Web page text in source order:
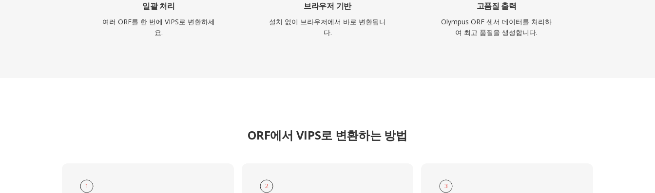
일괄 처리
여러 ORF를 한 번에 VIPS로 변환하세
요.
브라우저 기반
설치 없이 브라우저에서 바로 변환됩니
다.
고품질 출력
Olympus ORF 센서 데이터를 처리하
여 최고 품질을 생성합니다.
ORF에서 VIPS로 변환하는 방법
1 2 3